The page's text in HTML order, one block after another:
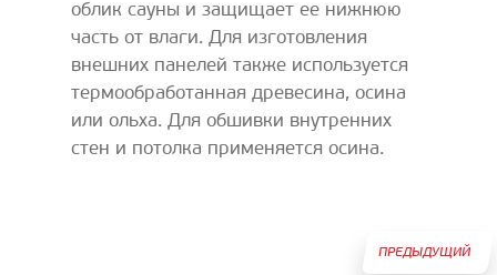
облик сауны и защищает ее нижнюю
часть от влаги. Для изготовления
внешних панелей также используется
термообработанная древесина, осина
или ольха. Для обшивки внутренних
стен и потолка применяется осина.
ПРЕДЫДУЩИЙ